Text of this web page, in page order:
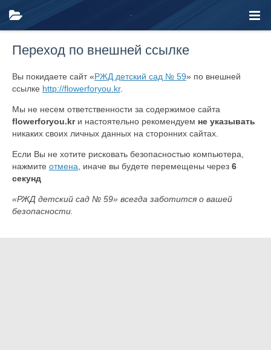
Переход по внешней ссылке
Вы покидаете сайт «РЖД детский сад № 59» по внешней
ссылке http://flowerforyou.kr.
Мы не несем ответственности за содержимое сайта
flowerforyou.krи настоятельно рекомендуем не указывать
никаких своих личных данных на сторонних сайтах.
Если Вы не хотите рисковать безопасностью компьютера,
нажмите отмена , иначе вы будете перемещены через 6
секунд
«РЖД детский сад № 59» всегда заботится о вашей
безопасности.